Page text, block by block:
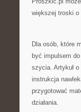
większej troski o
Dla osób, które
być impulsem
szycia. Artykuł
instrukcja
przygotować
działania.